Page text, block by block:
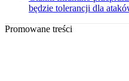
będzie tolerancji dla
Promowane treści